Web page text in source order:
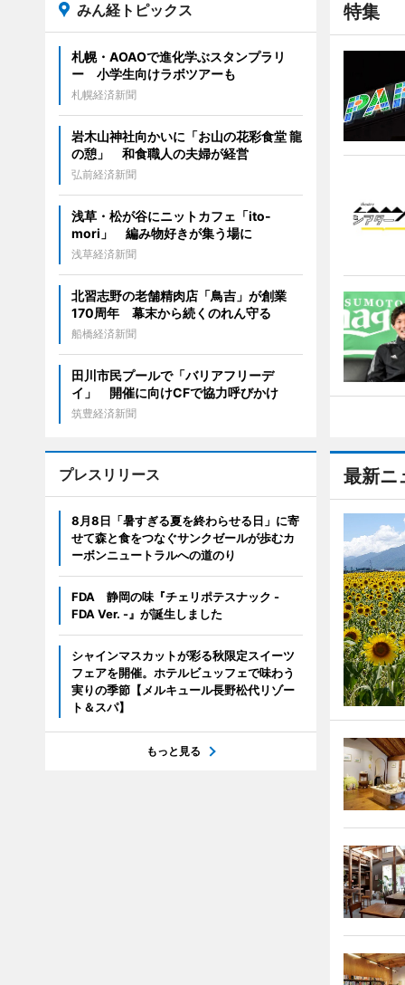
特集
最新ニ
みん経トピックス
札幌・AOAOで進化学ぶスタンプラリ
ー 小学生向けラボツアーも
札幌経済新聞
岩木山神社向かいに「お山の花彩食堂 龍
の憩」 和食職人の夫婦が経営
弘前経済新聞
浅草・松が谷にニットカフェ「ito-
mori」 編み物好きが集う場に
浅草経済新聞
北習志野の老舗精肉店「鳥吉」が創業
170周年 幕末から続くのれん守る
船橋経済新聞
田川市民プールで「バリアフリーデ
イ」 開催に向けCFで協力呼びかけ
筑豊経済新聞
プレスリリース
8月8日「暑すぎる夏を終わらせる日」に寄
せて森と食をつなぐサンクゼールが歩むカ
ーボンニュートラルへの道のり
FDA 静岡の味『チェリポテスナック -
FDA Ver. -』が誕生しました
シャインマスカットが彩る秋限定スイーツ
フェアを開催。ホテルビュッフェで味わう
実りの季節【メルキュール長野松代リゾー
ト＆スパ】
もっと見る